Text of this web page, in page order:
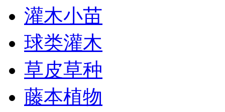
灌木小苗
球类灌木
草皮草种
藤本植物